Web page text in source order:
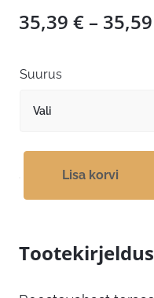
35,39 € – 35,59
Suurus
Lisa korvi
Tootekirjeldus